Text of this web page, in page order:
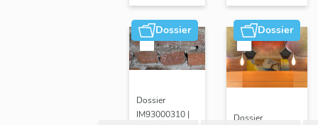
de
France.
Dossier
Dossier
IM93000310 |
Dossier
Dossier